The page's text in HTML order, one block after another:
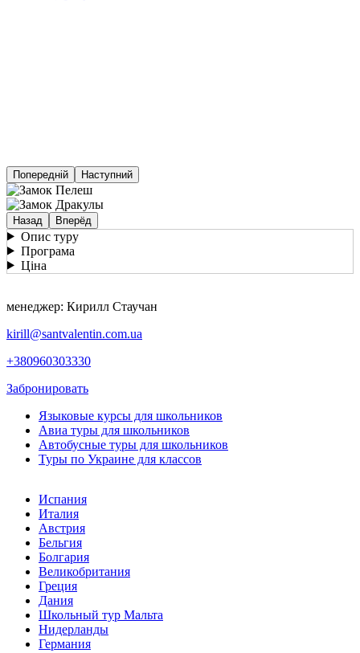
Попередній Наступний
Назад Вперёд
Опис туру
Програма
Ціна
менеджер: Кирилл Стаучан
kirill@santvalentin.com.ua
+380960303330
Забронировать
Языковые курсы для школьников
Авиа туры для школьников
Автобусные туры для школьников
Туры по Украине для классов
Испания
Италия
Австрия
Бельгия
Болгария
Великобритания
Греция
Дания
Школьный тур Мальта
Нидерланды
Германия